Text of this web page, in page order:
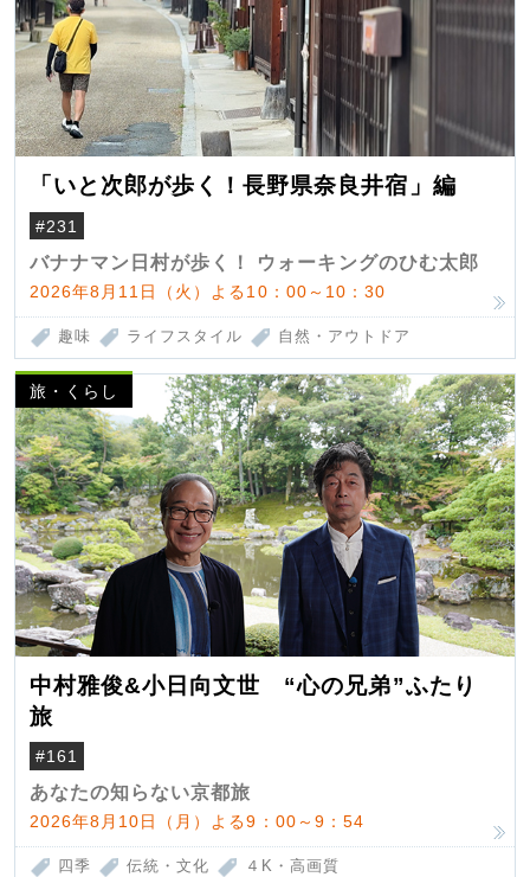
「いと次郎が歩く！長野県奈良井宿」編
#231
バナナマン日村が歩く！ ウォーキングのひむ太郎
2026年8月11日（火）よる10：00～10：30
趣味 ライフスタイル 自然・アウトドア
旅・くらし
中村雅俊&小日向文世 “心の兄弟”ふたり
旅
#161
あなたの知らない京都旅
2026年8月10日（月）よる9：00～9：54
四季 伝統・文化 ４K・高画質